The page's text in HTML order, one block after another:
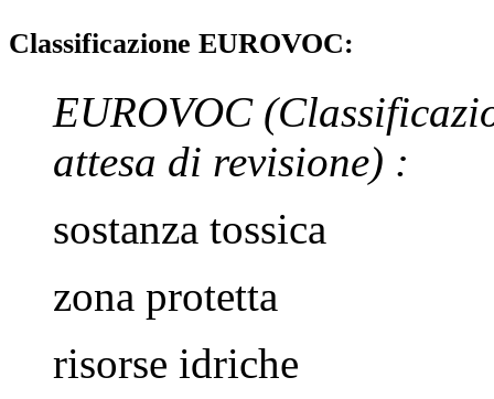
Classificazione EUROVOC:
EUROVOC
attesa di revisione) :
sostanza tossica
zona protetta
risorse idriche